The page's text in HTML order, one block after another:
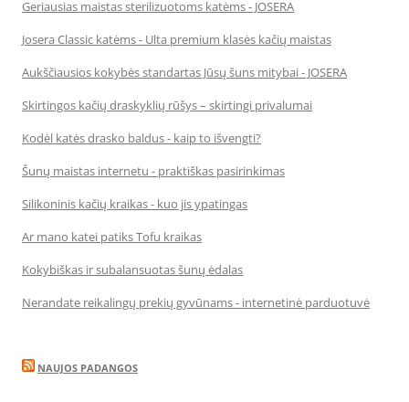
Geriausias maistas sterilizuotoms katėms - JOSERA
Josera Classic katėms - Ulta premium klasės kačių maistas
Aukščiausios kokybės standartas Jūsų šuns mitybai - JOSERA
Skirtingos kačių draskyklių rūšys – skirtingi privalumai
Kodėl katės drasko baldus - kaip to išvengti?
Šunų maistas internetu - praktiškas pasirinkimas
Silikoninis kačių kraikas - kuo jis ypatingas
Ar mano katei patiks Tofu kraikas
Kokybiškas ir subalansuotas šunų ėdalas
Nerandate reikalingų prekių gyvūnams - internetinė parduotuvė
NAUJOS PADANGOS